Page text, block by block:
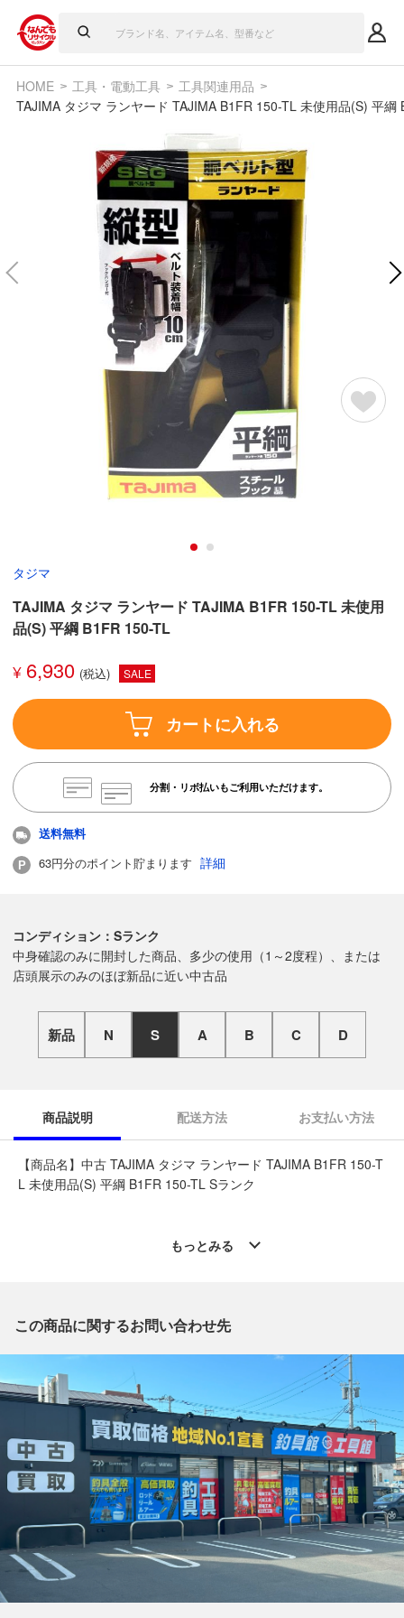
HOME 工具・電動工具
工具関連用品
TAJIMA タジマ ランヤード TAJIMA B1FR 150-TL 未使用品(S) 平綱
タジマ
TAJIMA タジマ ランヤード TAJIMA B1FR 150-TL 未使用
品(S) 平綱 B1FR 150-TL
¥ 6,930 SALE
カートに入れる
分割・リボ払いもご利用いただけます。
送料無料
63円分のポイント貯まります 詳細
コンディション：Sランク
中身確認のみに開封した商品、多少の使用（1～2度程）、または
店頭展示のみのほぼ新品に近い中古品
新品 N S A B C D
商品説明 配送方法 お支払い方法
【商品名】中古 TAJIMA タジマ ランヤード TAJIMA B1FR 150-T
L 未使用品(S) 平綱 B1FR 150-TL Sランク
大通店 」からの出品です。
※「なんでもリサイクルビッグバン 公式オンラインストアの出
【店舗内商品コード】1019000954090
【メーカー】TAJIMA/タジマ
【型番】B1FR 150-TL
【付属品】外箱
【ランク】Sランク
中身の確認の為のみに開封した商品、多少の使用（1
～2度程）、または店頭展示のみのほぼ新品に近い中古品
【使用予定配送業者】佐川急便 飛脚宅配便80サイズ
【こちらの商品は在庫連動システムを導入し、店頭や他ネットシ
ョップと併売を行なっておりますが、
タイミングによりシステムの反映が間に合わず欠品となってしま
もっとみる
この商品に関するお問い合わせ先